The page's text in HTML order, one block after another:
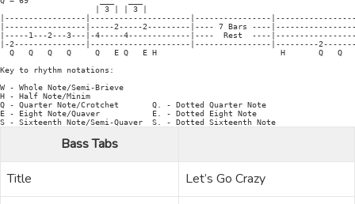
                    | 3 | | 3 |
|-----------------|---------------------|----------------
|-----------------|-----2-----2---------|---- 7 Bars ----
|-----1---2---3---|-4-----4-------------|----  Rest  ----
|-2---------------|---------------------|----------------|---------
  Q   Q   Q   Q     Q   E Q   E H                          H       Q   Q
Key to rhythm notations:
W - Whole Note/Semi-Brieve
H - Half Note/Minim
Q - Quarter Note/Crotchet       Q. - Dotted Quarter Note
E - Eight Note/Quaver           E. - Dotted Eight Note
Bass Tabs
Title
Let’s Go Crazy